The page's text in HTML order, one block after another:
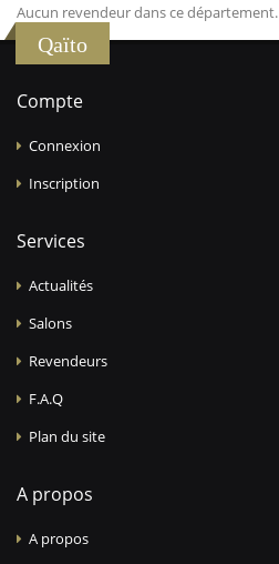
Aucun revendeur dans ce département.
Qaïto
Compte
Connexion
Inscription
Services
Actualités
Salons
Revendeurs
F.A.Q
Plan du site
A propos
A propos